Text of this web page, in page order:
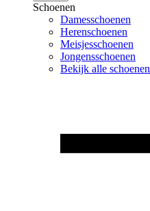
Schoenen
Damesschoenen
Herenschoenen
Meisjesschoenen
Jongensschoenen
Bekijk alle schoenen